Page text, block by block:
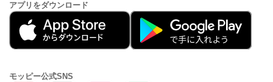
アプリをダウンロード
モッピー公式SNS